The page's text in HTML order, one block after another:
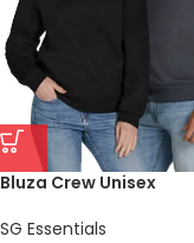
Bluza Crew Unisex
SG Essentials